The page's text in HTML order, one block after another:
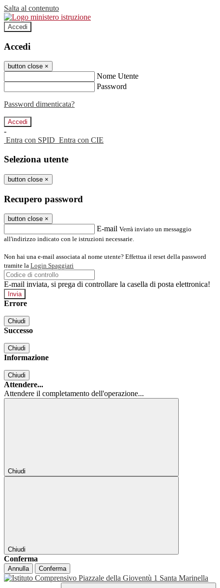
Salta al contenuto
Accedi
Accedi
button close ×
Nome Utente
Password
Password dimenticata?
-
Entra con SPID Entra con CIE
Seleziona utente
button close ×
Recupero password
button close ×
E-mail Verrà inviato un messaggio
all'indirizzo indicato con le istruzioni necessarie.
Non hai una e-mail associata al nome utente? Effettua il reset della password
tramite la Login Spaggiari
E-mail inviata, si prega di controllare la casella di posta elettronica!
Errore
Chiudi
Successo
Chiudi
Informazione
Chiudi
Attendere...
Attendere il completamento dell'operazione...
Chiudi
Chiudi
Conferma
Annulla Conferma